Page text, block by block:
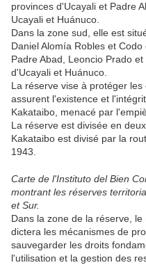
provinces d'Ucayali et Padre
Ucayali et Huánuco.
Dans la zone sud, elle est
Daniel Alomía Robles et
Padre Abad, Leoncio Prado
d'Ucayali et Huánuco.
La réserve vise à protéger
assurent l'existence et
Kakataibo, menacé par
La réserve est divisée en
Kakataibo est divisé par la
1943.
Carte de l'Instituto del Bien
montrant les réserves
et Sur.
Dans la zone de la réserve,
dictera les mécanismes de
sauvegarder les droits
l'utilisation et la gestion des